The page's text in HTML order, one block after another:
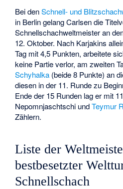
Bei denSchnell- und
in Berlin gelang Carlsen die
Schnellschachweltmeister an
12. Oktober. Nach Karjakins
Tag mit 4,5 Punkten, arbeitete
keine Partie verlor, am zweiten
Schyhalka (beide 8 Punkte) an
diesen in der 11. Runde zu
Ende der 15 Runden lag er mit
Nepomnjaschtschi undTeymur
Zählern.
Liste der
bestbesetzter
Schnellschach